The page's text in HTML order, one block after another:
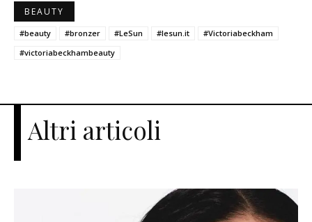
BEAUTY
#beauty #bronzer #LeSun #lesun.it
#Victoriabeckham
#victoriabeckhambeauty
Altri articoli